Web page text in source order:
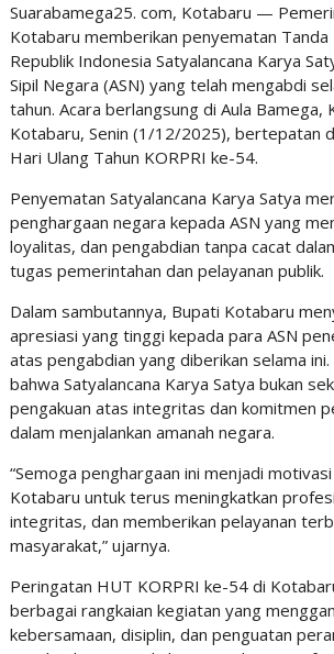
Suarabamega25. com, Kotabaru —
Kotabaru memberikan penyematan Tanda
Republik Indonesia Satyalancana Karya
Sipil Negara (ASN) yang telah mengabdi
tahun. Acara berlangsung di Aula Bamega,
Kotabaru, Senin (1/12/2025), bertepatan
Hari Ulang Tahun KORPRI ke-54.
Penyematan Satyalancana Karya Satya
penghargaan negara kepada ASN yang
loyalitas, dan pengabdian tanpa cacat
tugas pemerintahan dan pelayanan publik.
Dalam sambutannya, Bupati Kotabaru
apresiasi yang tinggi kepada para ASN
atas pengabdian yang diberikan selama
bahwa Satyalancana Karya Satya bukan
pengakuan atas integritas dan komitmen
dalam menjalankan amanah negara.
“Semoga penghargaan ini menjadi
Kotabaru untuk terus meningkatkan
integritas, dan memberikan pelayanan
masyarakat,” ujarnya.
Peringatan HUT KORPRI ke-54 di
berbagai rangkaian kegiatan yang
kebersamaan, disiplin, dan penguatan